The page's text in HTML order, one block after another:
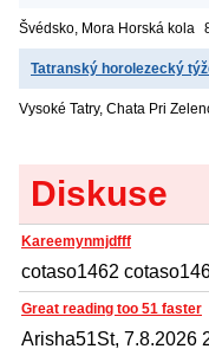
Švédsko, Mora Horská kola
Tatranský horolezecký
Vysoké Tatry, Chata Pri
Diskuse
Kareemynmjdfff
cotaso1462
Great reading too 51 faster
Arisha51St, 7.8.2026